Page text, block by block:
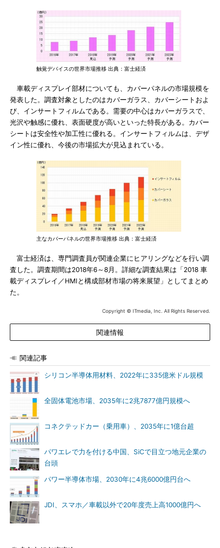
触覚デバイスの世界市場推移 出典：富士経済
車載ディスプレイ部材についても、カバーパネルの市場規模を
発表した。調査対象としたのはカバーガラス、カバーシートおよ
び、インサートフィルムである。需要の中心はカバーガラスで、
光沢や触感に優れ、表面硬度が高いといった特長がある。カバー
シートは安全性や加工性に優れる。インサートフィルムは、デザ
イン性に優れ、今後の市場拡大が見込まれている。
主なカバーパネルの世界市場推移 出典：富士経済
富士経済は、専門調査員が関連企業にヒアリングなどを行い調
査した。調査期間は2018年6～8月。詳細な調査結果は「2018 車
載ディスプレイ／HMIと構成部材市場の将来展望」としてまとめ
た。
Copyright © ITmedia, Inc. All Rights Reserved.
関連情報
関連記事
シリコン半導体用材料、2022年に335億米ドル規模
全固体電池市場、2035年に2兆7877億円規模へ
コネクテッドカー（乗用車）、2035年に1億台超
パワエレで力を付ける中国、SiCで目立つ地元企業の
台頭
パワー半導体市場、2030年に4兆6000億円台へ
JDI、スマホ／車載以外で20年度売上高1000億円へ